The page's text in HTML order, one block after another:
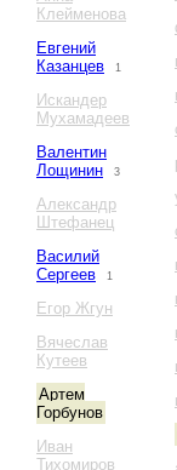
Клейменова
Евгений
Казанцев
1
Искандер
Мухамадеев
Валентин
Лощинин
3
Александр
Штефанец
Василий
Сергеев
1
Егор Жгун
Вячеслав
Кутеев
Артем
Горбунов
Иван
Тихомиров